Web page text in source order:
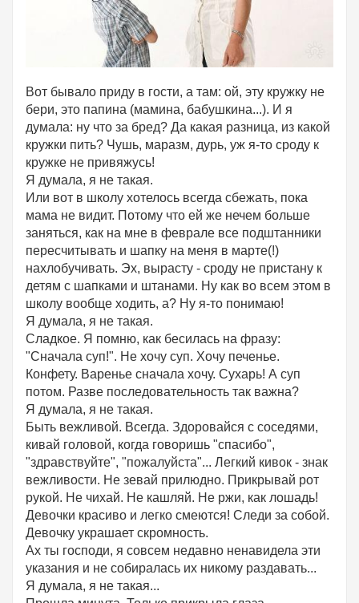
Вот бывало приду в гости, а там: ой, эту кружку не
бери, это папина (мамина, бабушкина...). И я
думала: ну что за бред? Да какая разница, из какой
кружки пить? Чушь, маразм, дурь, уж я-то сроду к
кружке не привяжусь!
Я думала, я не такая.
Или вот в школу хотелось всегда сбежать, пока
мама не видит. Потому что ей же нечем больше
заняться, как на мне в феврале все подштанники
пересчитывать и шапку на меня в марте(!)
нахлобучивать. Эх, вырасту - сроду не пристану к
детям с шапками и штанами. Ну как во всем этом в
школу вообще ходить, а? Ну я-то понимаю!
Я думала, я не такая.
Сладкое. Я помню, как бесилась на фразу:
"Сначала суп!". Не хочу суп. Хочу печенье.
Конфету. Варенье сначала хочу. Сухарь! А суп
потом. Разве последовательность так важна?
Я думала, я не такая.
Быть вежливой. Всегда. Здоровайся с соседями,
кивай головой, когда говоришь "спасибо",
"здравствуйте", "пожалуйста"... Легкий кивок - знак
вежливости. Не зевай прилюдно. Прикрывай рот
рукой. Не чихай. Не кашляй. Не ржи, как лошадь!
Девочки красиво и легко смеются! Следи за собой.
Девочку украшает скромность.
Ах ты господи, я совсем недавно ненавидела эти
указания и не собиралась их никому раздавать...
Я думала, я не такая...